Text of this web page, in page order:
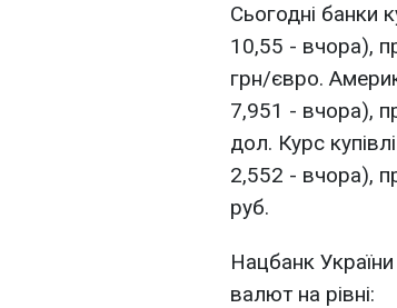
Сьогодні банки
10,55 - вчора),
грн/євро.
7,951 - вчора),
дол. Курс
2,552 - вчора),
руб.
Нацбанк
валют на рівні: